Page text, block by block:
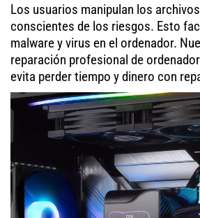
Los usuarios manipulan los
conscientes de los riesgos. Esto
malware y virus en el ordenador.
reparación profesional de
evita perder tiempo y dinero con